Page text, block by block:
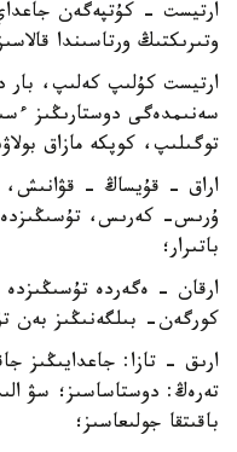
ارتيست - كۇتپەگەن
وتىرىكتىڭ ورتاسىندا
ارتيست كۇلىپ كەلىپ،
سەنىمدەگى دوستارىڭىز
توگىلىپ، كوپكە مازاق
اراق - قۇيساڭ -
ۇرىس- كەرىس، تۇسىڭىزدە
باتىرار؛
ارقان - ەگەردە تۇسىڭىزدە
كورگەن- بىلگەنىڭىز بەن
ارىق - تازا: جاعدايىڭىز
تەرەڭ: دوستاساسىز؛ سۋ
باقىتقا جولىعاسىز؛